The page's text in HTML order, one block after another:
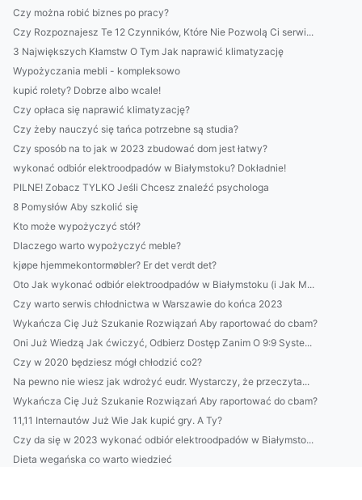
Czy można robić biznes po pracy?
Czy Rozpoznajesz Te 12 Czynników, Które Nie Pozwolą Ci serwi...
3 Największych Kłamstw O Tym Jak naprawić klimatyzację
Wypożyczania mebli - kompleksowo
kupić rolety? Dobrze albo wcale!
Czy opłaca się naprawić klimatyzację?
Czy żeby nauczyć się tańca potrzebne są studia?
Czy sposób na to jak w 2023 zbudować dom jest łatwy?
wykonać odbiór elektroodpadów w Białymstoku? Dokładnie!
PILNE! Zobacz TYLKO Jeśli Chcesz znaleźć psychologa
8 Pomysłów Aby szkolić się
Kto może wypożyczyć stół?
Dlaczego warto wypożyczyć meble?
kjøpe hjemmekontormøbler? Er det verdt det?
Oto Jak wykonać odbiór elektroodpadów w Białymstoku (i Jak M...
Czy warto serwis chłodnictwa w Warszawie do końca 2023
Wykańcza Cię Już Szukanie Rozwiązań Aby raportować do cbam?
Oni Już Wiedzą Jak ćwiczyć, Odbierz Dostęp Zanim O 9:9 Syste...
Czy w 2020 będziesz mógł chłodzić co2?
Na pewno nie wiesz jak wdrożyć eudr. Wystarczy, że przeczyta...
Wykańcza Cię Już Szukanie Rozwiązań Aby raportować do cbam?
11,11 Internautów Już Wie Jak kupić gry. A Ty?
Czy da się w 2023 wykonać odbiór elektroodpadów w Białymsto...
Dieta wegańska co warto wiedzieć